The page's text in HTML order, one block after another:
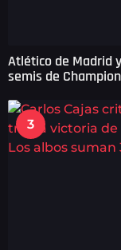
Atlético de Madrid
semis de
3